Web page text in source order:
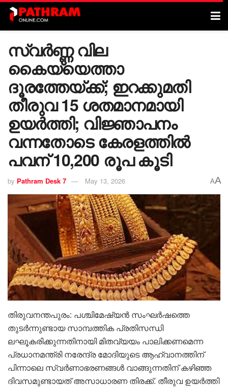
സ്വർണ്ണ വില
കൈയ്യെത്താ
ദൂരത്തേയ്ക്ക്; ഇറക്കുമതി
തീരുവ 15 ശതമാനമായി
ഉയർത്തി; വിജ്ഞാപനം
വന്നതോടെ കേരളത്തിൽ
പവന് 10,200 രൂപ കൂടി
by Pathram Desk 7 May 13, 2026 AA
തിരുവനന്തപുരം: പശ്ചിമേഷ്യൻ സംഘർഷത്തെ
തുടർന്നുണ്ടായ സാമ്പത്തിക പ്രതിസന്ധി
ലഘൂകരിക്കുന്നതിനായി മിതവ്യയം പാലിക്കണമെന്ന
പ്രധാനമന്ത്രി നരേന്ദ്ര മോദിയുടെ ആഹ്വാനത്തിന്
പിന്നാലെ സ്വർണാഭരണങ്ങൾ വാങ്ങുന്നതിന് കഴിഞ്ഞ
ദിവസമുണ്ടായത് അസാധാരണ തിരക്ക്. തീരുവ ഉയർത്തി